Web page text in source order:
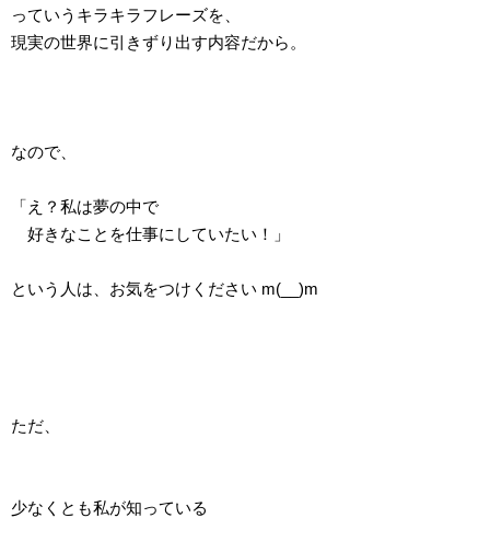
っていうキラキラフレーズを、
現実の世界に引きずり出す内容だから。
なので、
「え？私は夢の中で
好きなことを仕事にしていたい！」
という人は、お気をつけください m(__)m
ただ、
少なくとも私が知っている